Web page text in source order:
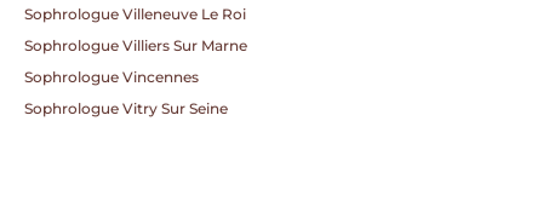
Sophrologue Villeneuve Le Roi
Sophrologue Villiers Sur Marne
Sophrologue Vincennes
Sophrologue Vitry Sur Seine